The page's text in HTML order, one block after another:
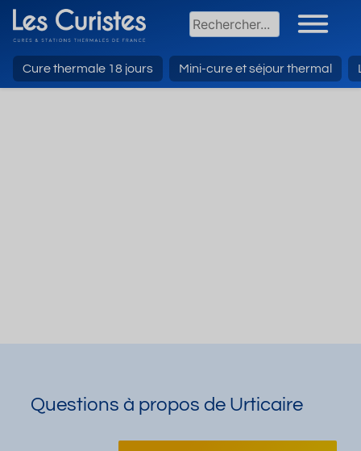
Cure thermale 18 jours Mini-cure et séjour thermal
Questions à propos de Urticaire